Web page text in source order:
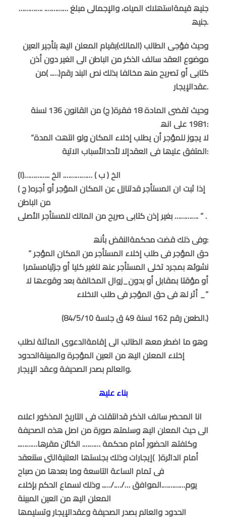
…………. جنیھ قیمةاستھلاك المیاه، والإجمالى مبلغ ………….
جنیھ.
وحیث فؤجى الطالب (المالك)بقیام المعلن الیھ بتأجیر العین
موضوع العقد سالف الذكر من الباطن الى الغیر دون أذن
كتابى أو تصریح منھ مخالفا بذلك نص البند رقم(….. )من
عقدالإیجار.
وحیث تقضى المادة 18 فقرة( ج) من القانون 136 لسنة
1981 على انھ:
“لا یجوز للمؤجر أن یطلب إخلاء المكان ولو انتھت المدة
المتفق علیھا فى العقدإلا لأحدالأسباب الاتیة:
(ا)………….. الخ ( ب ) ……………. الخ
( ج )إذا ثبت ان المستأجر قدتنازل عن المكان المؤجر أو أجره
من الباطن
بغیر إذن كتابى صریح من المالك للمستأجر الأصلى …………. ” .
وفى ذلك قضت محكمةالنقض بأنھ:
” حق المؤجر فى طلب إخلاء المستأجر من المكان المؤجر
نشوئھ بمجرد تخلى المستأجر عنھ للغیر كلیا أو جزئیامستمرا
أو مؤقتا بمقابل أو بدون_زوال المخالفة بعد وقوعھا لا
أثر لھ فى حق المؤجر فى طلب الاخلاء _”
(الطعن رقم 162 لسنة 49 ق جلسة 84/5/10.)
وھو ما اضطر معھ الطالب الى إقامةالدعوى الماثلة لطلب
إخلاء المعلن الیھ من العین المؤجرة والمبینةالحدود
والعالم بصدر الصحیفة وعقد الإیجار.
بناء علیھ
انا المحضر سالف الذكر قدانتقلت فى التاریخ المذكور اعلاه
الى حیث المعلن الیھ وسلمتھ صورة من اصل هذه الصحیفة
وكلفتھ الحضور أمام محكمة ………. الكائن مقرھا………..
أمام الدائرة( )إیجارات وذلك بجلستھا العلنیةالتى ستنعقد
فى تمام الساعة التاسعة وما بعدھا من صباح
یوم………….الموافق …/…./….. وذلك لسماع الحكم بإخلاء
المعلن الیھ من العین المبینة
الحدود والعالم بصدر الصحیفة وعقدالإیجار وتسلیمھا